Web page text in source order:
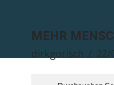
MEHR
dirkgorisch 22/